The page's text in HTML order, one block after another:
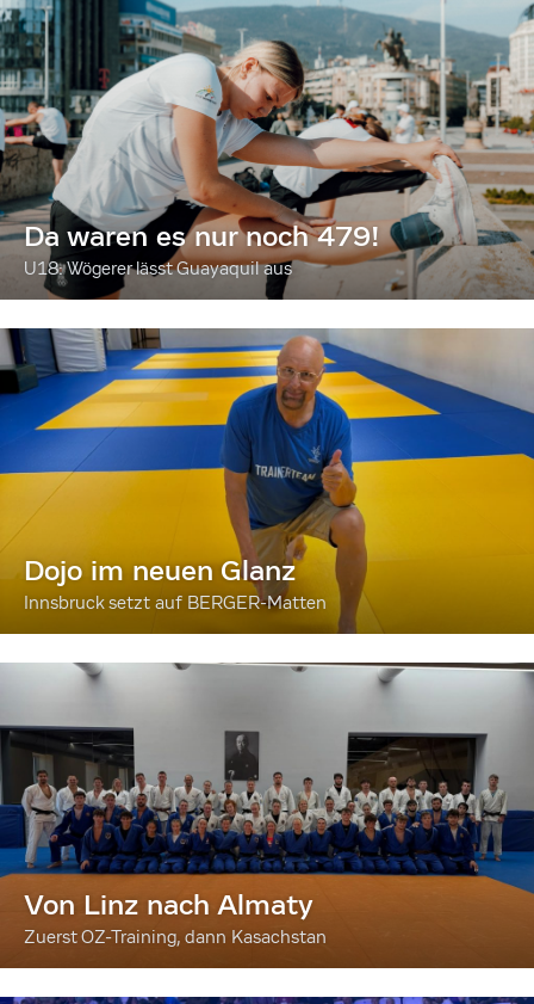
Da waren es nur noch 479!
U18: Wögerer lässt Guayaquil aus
Dojo im neuen Glanz
Innsbruck setzt auf BERGER-Matten
Von Linz nach Almaty
Zuerst OZ-Training, dann Kasachstan